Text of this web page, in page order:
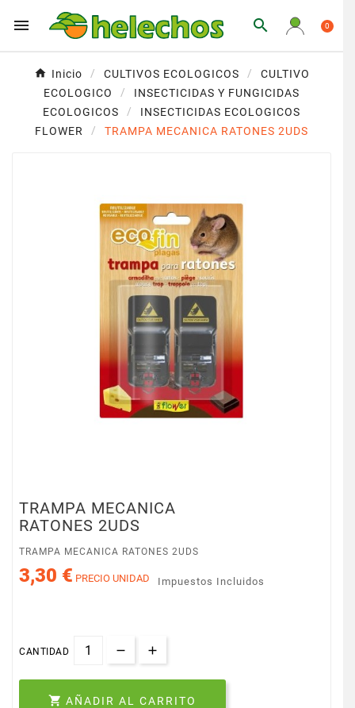
  0
Inicio CULTIVOS ECOLOGICOS
CULTIVO
ECOLOGICO
INSECTICIDAS Y FUNGICIDAS
ECOLOGICOS
INSECTICIDAS ECOLOGICOS
FLOWER
TRAMPA MECANICA RATONES 2UDS
TRAMPA MECANICA
RATONES 2UDS
TRAMPA MECANICA RATONES 2UDS
3,30 € PRECIO UNIDAD Impuestos Incluidos
CANTIDAD
 AÑADIR AL CARRITO